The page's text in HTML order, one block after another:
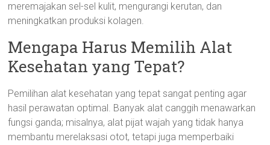
meremajakan sel-sel kulit, mengurangi kerutan, dan
meningkatkan produksi kolagen.
Mengapa Harus Memilih Alat
Kesehatan yang Tepat?
Pemilihan alat kesehatan yang tepat sangat penting agar
hasil perawatan optimal. Banyak alat canggih menawarkan
fungsi ganda; misalnya, alat pijat wajah yang tidak hanya
membantu merelaksasi otot, tetapi juga memperbaiki